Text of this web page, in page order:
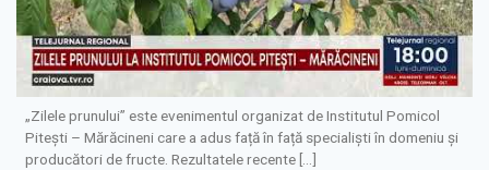
„Zilele prunului” este evenimentul organizat de Institutul Pomicol
Pitești – Mărăcineni care a adus față în față specialiști în domeniu și
producători de fructe. Rezultatele recente […]